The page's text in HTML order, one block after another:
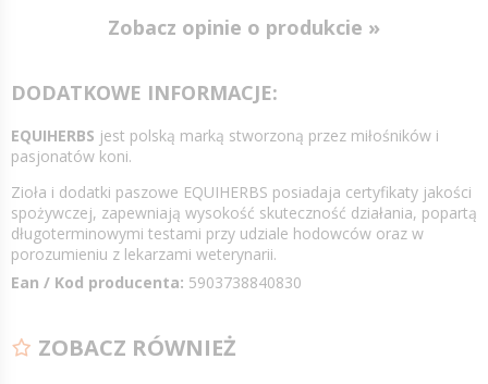
Zobacz opinie o produkcie »
DODATKOWE INFORMACJE:
EQUIHERBS jest polską marką stworzoną przez miłośników i
pasjonatów koni.
Zioła i dodatki paszowe EQUIHERBS posiadaja certyfikaty jakości
spożywczej, zapewniają wysokość skuteczność działania, popartą
długoterminowymi testami przy udziale hodowców oraz w
porozumieniu z lekarzami weterynarii.
Ean / Kod producenta: 5903738840830
ZOBACZ RÓWNIEŻ